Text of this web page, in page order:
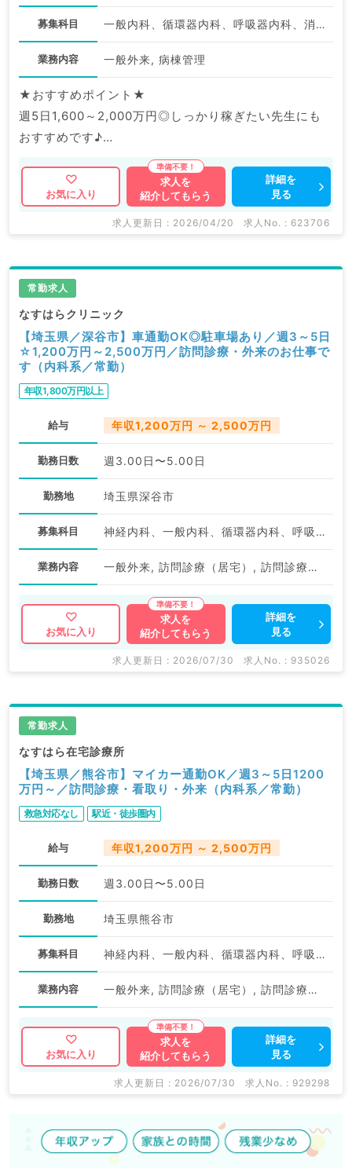
募集科目 一般内科、循環器内科、呼吸器内科、消化器内科、内分泌・代謝内科、腎臓内科
業務内容 一般外来, 病棟管理
★おすすめポイント★
週5日1,600～2,000万円◎しっかり稼ぎたい先生にも
おすすめです♪
人気エリアでのご勤務！マイカー通勤可で通勤も便利で
マイナビDOCTORでは病院やクリニックなどの医療機
掲載情報以外にも産業医等の企業系求人も多数扱ってい
ます。
求人内容の詳細等はお気軽にお問合せ下さい。
お気に入り
求人を
紹介してもらう
詳細を
見る
求人更新日 : 2026/04/20 求人No. : 623706
常勤求人
なすはらクリニック
【埼玉県／深谷市】車通勤OK◎駐車場あり／週3～5日
☆1,200万円～2,500万円／訪問診療・外来のお仕事で
す（内科系／常勤）
年収1,800万円以上
給与 年収1,200万円 ～ 2,500万円
勤務日数 週3.00日〜5.00日
勤務地 埼玉県深谷市
募集科目 神経内科、一般内科、循環器内科、呼吸器内科、消化器内科、内分泌・代謝内科、腎臓内科、老年内科、血液内科、膠原病科
業務内容 一般外来, 訪問診療（居宅）, 訪問診療（施設）
お気に入り
求人を
紹介してもらう
詳細を
見る
求人更新日 : 2026/07/30 求人No. : 935026
常勤求人
なすはら在宅診療所
【埼玉県／熊谷市】マイカー通勤OK／週3～5日1200
万円～／訪問診療・看取り・外来（内科系／常勤）
救急対応なし 駅近・徒歩圏内
給与 年収1,200万円 ～ 2,500万円
勤務日数 週3.00日〜5.00日
勤務地 埼玉県熊谷市
募集科目 神経内科、一般内科、循環器内科、呼吸器内科、消化器内科、内分泌・代謝内科、腎臓内科、老年内科、血液内科、膠原病科
業務内容 一般外来, 訪問診療（居宅）, 訪問診療（施設）, その他
お気に入り
求人を
紹介してもらう
詳細を
見る
求人更新日 : 2026/07/30 求人No. : 929298